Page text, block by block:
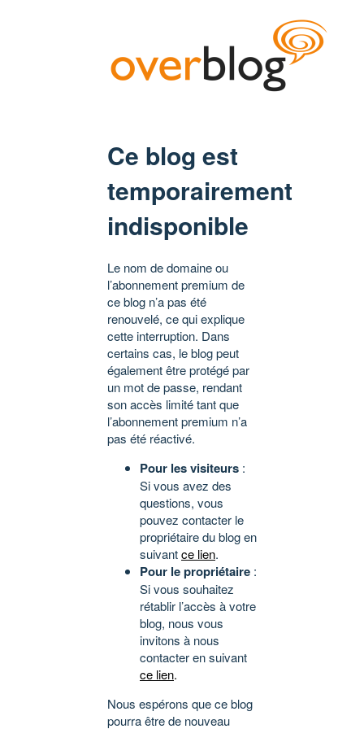
Ce blog est
temporairement
indisponible
Le nom de domaine ou
l’abonnement premium de
ce blog n’a pas été
renouvelé, ce qui explique
cette interruption. Dans
certains cas, le blog peut
également être protégé par
un mot de passe, rendant
son accès limité tant que
l’abonnement premium n’a
pas été réactivé.
Pour les visiteurs :
Si vous avez des
questions, vous
pouvez contacter le
propriétaire du blog en
suivantce lien.
Pour le propriétaire :
Si vous souhaitez
rétablir l’accès à votre
blog, nous vous
invitons à nous
contacter en suivant
ce lien.
Nous espérons que ce blog
pourra être de nouveau